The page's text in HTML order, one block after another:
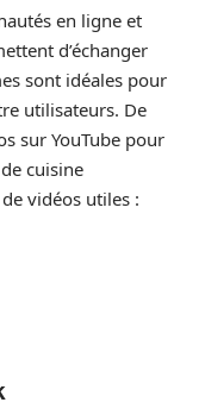
en ligne et
d’échanger
sont idéales pour
utilisateurs. De
sur YouTube pour
cuisine
vidéos utiles :